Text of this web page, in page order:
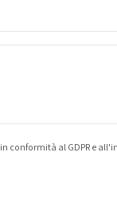
conformità al GDPR e